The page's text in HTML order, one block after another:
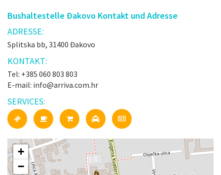
Bushaltestelle Đakovo Kontakt und Adresse
ADRESSE:
Splitska bb, 31400 Đakovo
KONTAKT:
Tel: +385 060 803 803
E-mail: info@arriva.com.hr
SERVICES:
+
−